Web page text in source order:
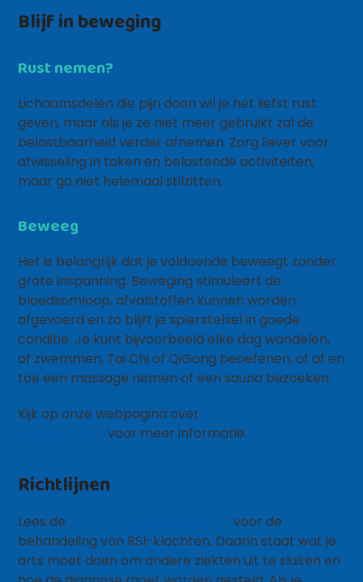
Blijf in beweging
Rust nemen?
Lichaamsdelen die pijn doen wil je het liefst rust
geven, maar als je ze niet meer gebruikt zal de
belastbaarheid verder afnemen. Zorg liever voor
afwisseling in taken en belastende activiteiten,
maar ga niet helemaal stilzitten.
Beweeg
Het is belangrijk dat je voldoende beweegt zonder
grote inspanning. Beweging stimuleert de
bloedsomloop, afvalstoffen kunnen worden
afgevoerd en zo blijft je spierstelsel in goede
conditie. Je kunt bijvoorbeeld elke dag wandelen,
of zwemmen, Tai Chi of QiGong beoefenen, of af en
toe een massage nemen of een sauna bezoeken.
Kijk op onze webpagina over
voor meer informatie.
Richtlijnen
Lees de
voor de
behandeling van RSI-klachten. Daarin staat wat je
arts moet doen om andere ziekten uit te sluiten en